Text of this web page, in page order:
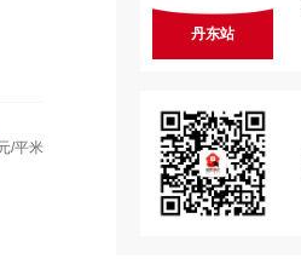
/平米
丹东站